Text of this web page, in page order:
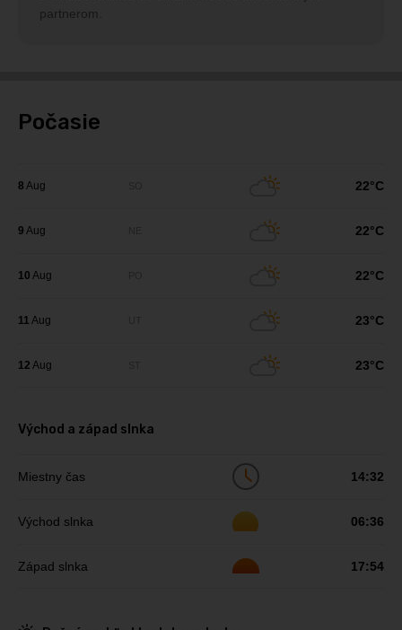
partnerom.
Počasie
8 Aug 22°C
9 Aug 22°C
10 Aug 22°C
11 Aug 23°C
12 Aug 23°C
Východ a západ slnka
Miestny čas 14:32
Východ slnka 06:36
Západ slnka 17:54